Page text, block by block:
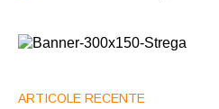
ARTICOLE RECENTE